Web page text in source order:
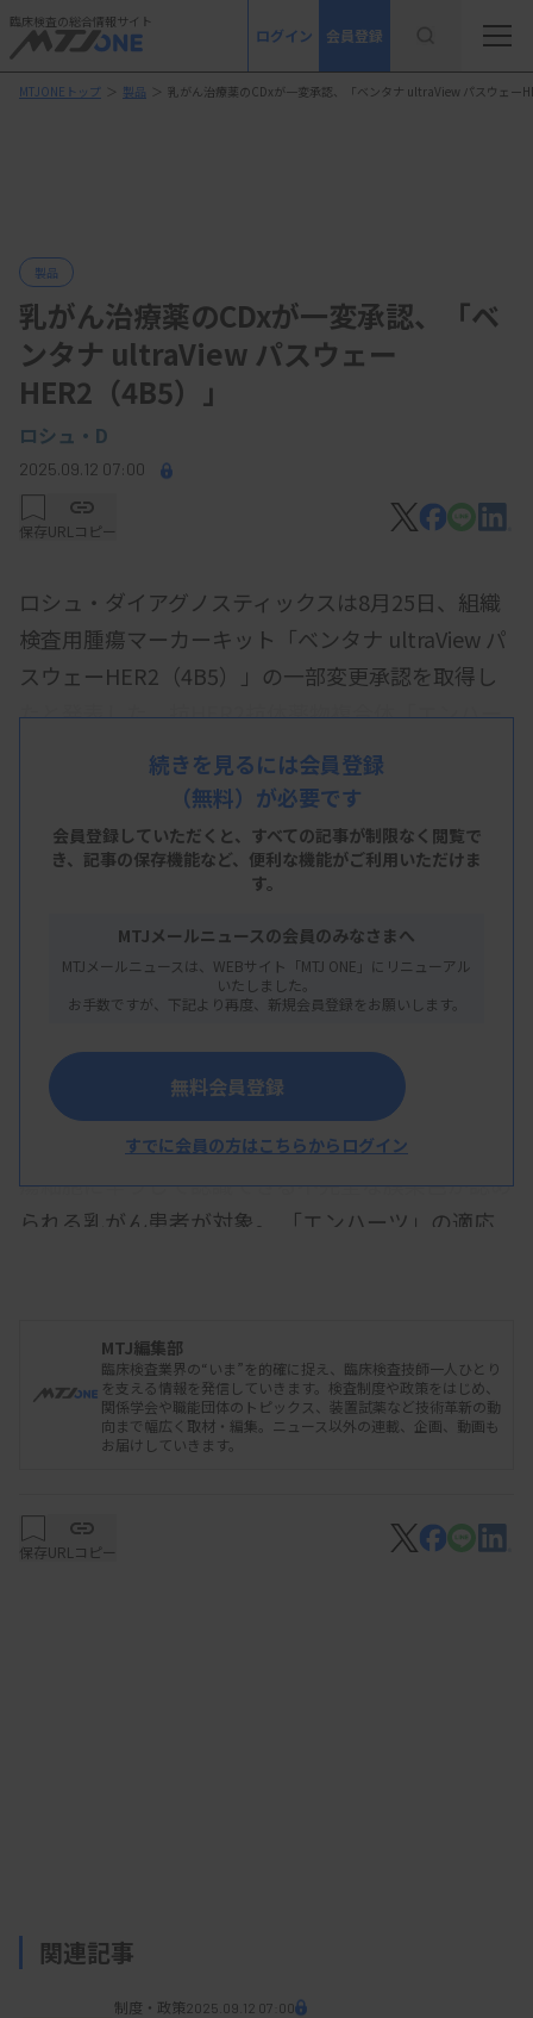
臨床検査の総合情報サイト
ログイン 会員登録
MTJONEトップ ＞ 製品 ＞ 乳がん治療薬のCDxが一変承認、「ベンタナ ultraView パスウェー
製品
乳がん治療薬のCDxが一変承認、「ベ
ンタナ ultraView パスウェー
HER2（4B5）」
ロシュ・D
2025.09.12 07:00
保存URLコピー
ロシュ・ダイアグノスティックスは8月25日、組織
検査用腫瘍マーカーキット「ベンタナ ultraView パ
スウェーHER2（4B5）」の一部変更承認を取得し
たと発表した。抗HER2抗体薬物複合体「エンハー
ツ」のコンパニオン診断薬（CDx）として、新たに
HER2超低発現の乳がん患者に対する適応判定補助
に使用される。
同製品は、免疫組織化学（IHC）法を測定原理と
シリーズを用いて、がん組織または細胞中のHER2
蛋白を検出する体外診断用医薬品。2023年3月に、
HER2低発現の乳がん患者を対象に「エンハーツ」
のCDxとして、一部変更承認を取得している。
今回追加された判定基準のHER2超低発現は、IHC
法でスコア0と判定された検体のうち10％以下の腫
瘍細胞に辛うじて認識できる不完全な膜染色が認め
られる乳がん患者が対象。 「エンハーツ」の適応
続きを見るには会員登録
（無料）が必要です
会員登録していただくと、すべての記事が制限なく閲覧で
き、 記事の保存機能など、便利な機能がご利用いただけま
す。
MTJメールニュースの会員のみなさまへ
MTJメールニュースは、WEBサイト「MTJ ONE」にリニューアル
いたしました。
お手数ですが、下記より再度、新規会員登録をお願いします。
無料会員登録
すでに会員の方はこちらからログイン
MTJ編集部
臨床検査業界の“いま”を的確に捉え、臨床検査技師一人ひとり
を支える情報を発信していきます。検査制度や政策をはじめ、
関係学会や職能団体のトピックス、装置試薬など技術革新の動
向まで幅広く取材・編集。ニュース以外の連載、企画、動画も
お届けしていきます。
保存URLコピー
関連記事
制度・政策2025.09.12 07:00